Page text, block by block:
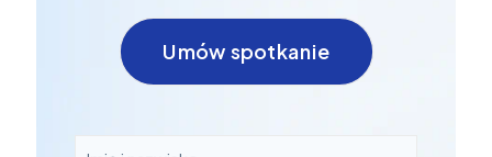
Umów spotkanie